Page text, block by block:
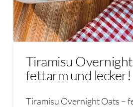
Tiramisu
fettarm und lecker!
Tiramisu Overnight Oats –